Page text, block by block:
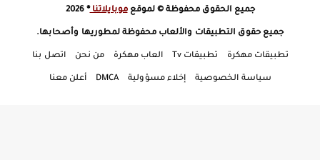
جميع الحقوق محفوظة © لموقعموبايلاتنا® 2026
جميع حقوق التطبيقات والألعاب محفوظة لمطوريها وأصحابها.
تطبيقات مهكرة تطبيقات Tv العاب مهكرة من نحن اتصل بنا
سياسة الخصوصية إخلاء مسؤولية DMCA أعلن معنا